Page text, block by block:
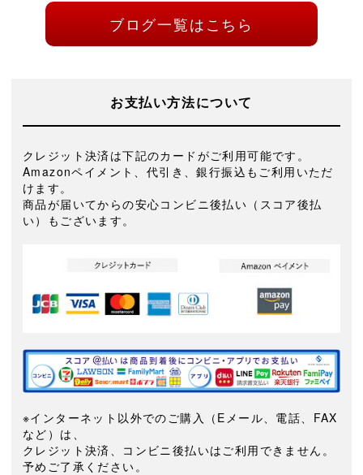
ブログ一覧はこちら
お支払い方法について
クレジット決済は下記のカードがご利用可能です。
Amazonペイメント、代引き、銀行振込もご利用いただ
けます。
商品が届いてからの安心コンビニ後払い（スコア後払
い）もございます。
※インターネット以外でのご購入（Eメール、電話、FAX
など）は、
クレジット決済、コンビニ後払いはご利用できません。
予めご了承ください。